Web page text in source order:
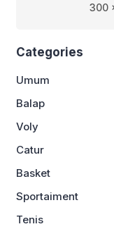
300
Categories
Umum
Balap
Voly
Catur
Basket
Sportaiment
Tenis